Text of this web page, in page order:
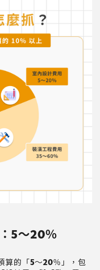
5～20％
算的「5～20％」，包